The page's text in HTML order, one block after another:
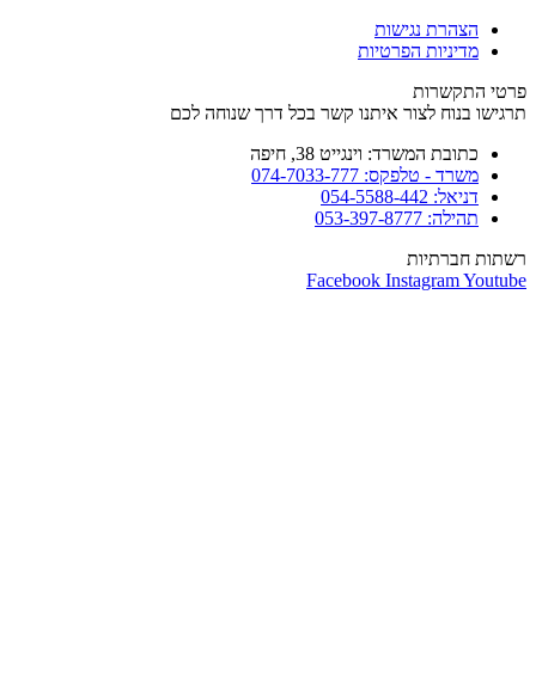
הצהרת נגישות
מדיניות הפרטיות
פרטי התקשרות
תרגישו בנוח לצור איתנו קשר בכל דרך שנוחה לכם
כתובת המשרד: וינגייט 38, חיפה
משרד - טלפקס: 074-7033-777
דניאל: 054-5588-442
תהילה: 053-397-8777
רשתות חברתיות
Facebook InstagramYoutube